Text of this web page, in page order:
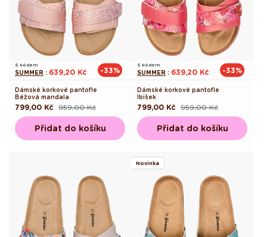
S kódem
SUMMER : 639,20 Kč -33%
Dámské korkové pantofle
Béžová mandala
Běžná
cena
959,00 Kč
Výprodejová
cena
799,00 Kč
Přidat do košíku
S kódem
SUMMER : 639,20 Kč -33%
Dámské korkové pantofle
Ibišek
Běžná
cena
959,00 Kč
Výprodejová
cena
799,00 Kč
Přidat do košíku
Novinka